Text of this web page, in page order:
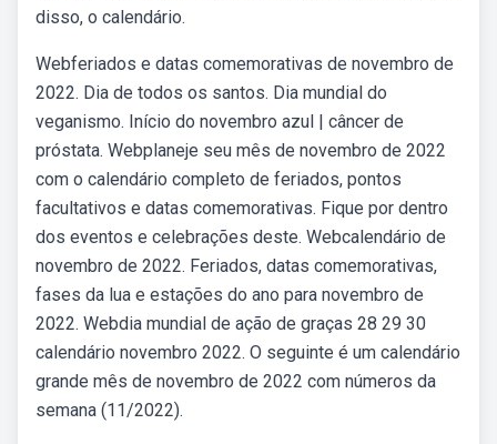
disso, o calendário.
Webferiados e datas comemorativas de novembro de
2022. Dia de todos os santos. Dia mundial do
veganismo. Início do novembro azul | câncer de
próstata. Webplaneje seu mês de novembro de 2022
com o calendário completo de feriados, pontos
facultativos e datas comemorativas. Fique por dentro
dos eventos e celebrações deste. Webcalendário de
novembro de 2022. Feriados, datas comemorativas,
fases da lua e estações do ano para novembro de
2022. Webdia mundial de ação de graças 28 29 30
calendário novembro 2022. O seguinte é um calendário
grande mês de novembro de 2022 com números da
semana (11/2022).